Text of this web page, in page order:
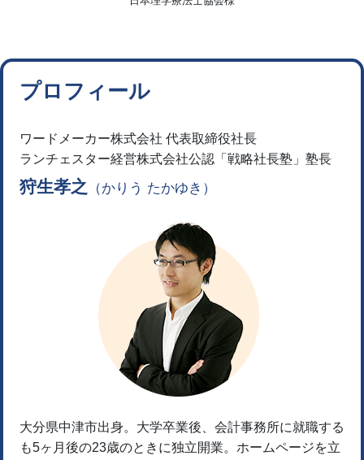
プロフィール
ワードメーカー株式会社 代表取締役社長
ランチェスター経営株式会社公認「戦略社長塾」塾長
狩生孝之 （かりう たかゆき）
大分県中津市出身。大学卒業後、会計事務所に就職する
も5ヶ月後の23歳のときに独立開業。ホームページを立